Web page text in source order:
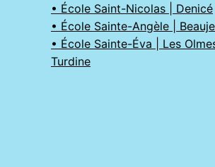
• École Saint-Nicolas | Denicé
• École Sainte-Angèle |
• École Sainte-Éva | Les
Turdine